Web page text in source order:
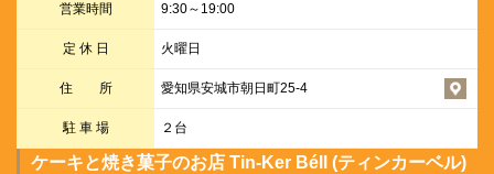
営業時間 9:30～19:00
定 休 日 火曜日
住 所 愛知県安城市朝日町25-4
駐 車 場 ２台
ケーキと焼き菓子のお店 Tin-Ker Béll (ティンカーベル)